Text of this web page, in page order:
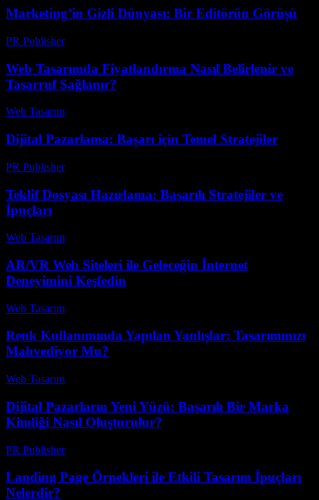
Marketing’in Gizli Dünyası: Bir Editörün Görüşü
PR Publisher-
Web Tasarımda Fiyatlandırma Nasıl Belirlenir ve
Tasarruf Sağlanır?
Web Tasarım
Dijital Pazarlama: Başarı için Temel Stratejiler
PR Publisher-
Teklif Dosyası Hazırlama: Başarılı Stratejiler ve
İpuçları
Web Tasarım
AR/VR Web Siteleri ile Geleceğin İnternet
Deneyimini Keşfedin
Web Tasarım
Renk Kullanımında Yapılan Yanlışlar: Tasarımınızı
Mahvediyor Mu?
Web Tasarım
Dijital Pazarların Yeni Yüzü: Başarılı Bir Marka
Kimliği Nasıl Oluşturulur?
PR Publisher-
Landing Page Örnekleri ile Etkili Tasarım İpuçları
Nelerdir?